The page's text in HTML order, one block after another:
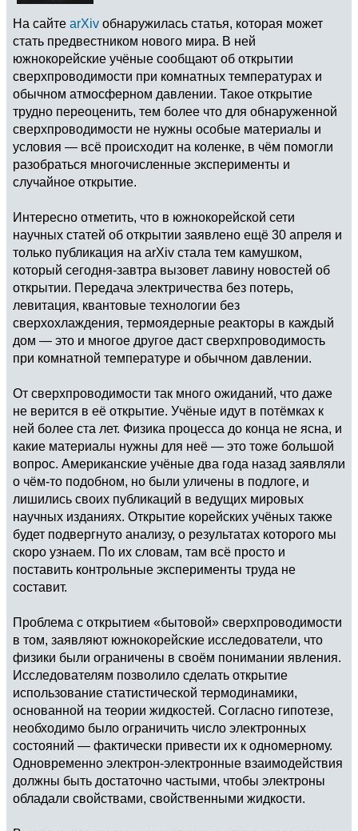
На сайте arXiv обнаружилась статья, которая может
стать предвестником нового мира. В ней
южнокорейские учёные сообщают об открытии
сверхпроводимости при комнатных температурах и
обычном атмосферном давлении. Такое открытие
трудно переоценить, тем более что для обнаруженной
сверхпроводимости не нужны особые материалы и
условия — всё происходит на коленке, в чём помогли
разобраться многочисленные эксперименты и
случайное открытие.
Интересно отметить, что в южнокорейской сети
научных статей об открытии заявлено ещё 30 апреля и
только публикация на arXiv стала тем камушком,
который сегодня-завтра вызовет лавину новостей об
открытии. Передача электричества без потерь,
левитация, квантовые технологии без
сверхохлаждения, термоядерные реакторы в каждый
дом — это и многое другое даст сверхпроводимость
при комнатной температуре и обычном давлении.
От сверхпроводимости так много ожиданий, что даже
не верится в её открытие. Учёные идут в потёмках к
ней более ста лет. Физика процесса до конца не ясна, и
какие материалы нужны для неё — это тоже большой
вопрос. Американские учёные два года назад заявляли
о чём-то подобном, но были уличены в подлоге, и
лишились своих публикаций в ведущих мировых
научных изданиях. Открытие корейских учёных также
будет подвергнуто анализу, о результатах которого мы
скоро узнаем. По их словам, там всё просто и
поставить контрольные эксперименты труда не
составит.
Проблема с открытием «бытовой» сверхпроводимости
в том, заявляют южнокорейские исследователи, что
физики были ограничены в своём понимании явления.
Исследователям позволило сделать открытие
использование статистической термодинамики,
основанной на теории жидкостей. Согласно гипотезе,
необходимо было ограничить число электронных
состояний — фактически привести их к одномерному.
Одновременно электрон-электронные взаимодействия
должны быть достаточно частыми, чтобы электроны
обладали свойствами, свойственными жидкости.